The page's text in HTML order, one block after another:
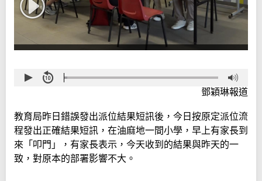
鄧穎琳報道
教育局昨日錯誤發出派位結果短訊後，今日按原定派位流
程發出正確結果短訊，在油麻地一間小學，早上有家長到
來「叩門」，有家長表示，今天收到的結果與昨天的一
致，對原本的部署影響不大。